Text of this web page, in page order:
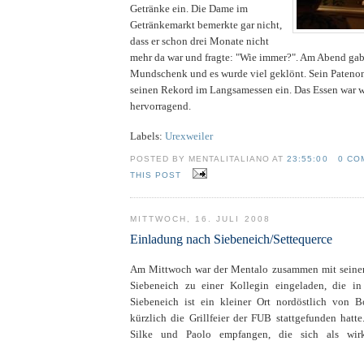
Getränke ein. Die Dame im
Getränkemarkt bemerkte gar nicht,
dass er schon drei Monate nicht
mehr da war und fragte: "Wie immer?". Am Abend
Mundschenk und es wurde viel geklönt. Sein
seinen Rekord im Langsamessen ein. Das Essen war
hervorragend.
Labels: Urexweiler
POSTED BY MENTALITALIANO AT23:55:00
0
THIS POST
MITTWOCH, 16. JULI 2008
Einladung nach Siebeneich/Settequerce
Am Mittwoch war der Mentalo zusammen mit
Siebeneich zu einer Kollegin eingeladen, die
Siebeneich ist ein kleiner Ort nordöstlich von
kürzlich die Grillfeier der FUB stattgefunden
Silke und Paolo empfangen, die sich als